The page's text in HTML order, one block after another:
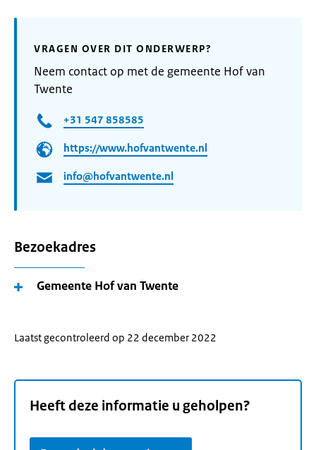
VRAGEN OVER DIT ONDERWERP?
Neem contact op met de gemeente Hof van
Twente
+31 547 858585
https://www.hofvantwente.nl
info@hofvantwente.nl
Bezoekadres
Gemeente Hof van Twente
Laatst gecontroleerd op 22 december 2022
Heeft deze informatie u geholpen?